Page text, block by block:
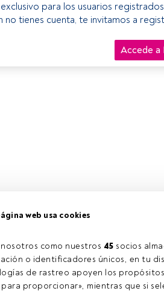
web usa cookies
como nuestros 45 socios
o identificadores únicos, en tu
de rastreo apoyen los
proporcionar», mientras que si
para los usuarios
no tienes cuenta, te invitamos a
Accede a